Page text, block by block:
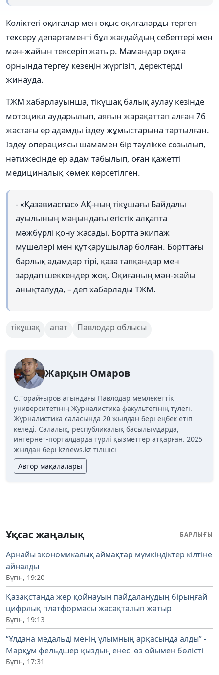
Көліктегі оқиғалар мен оқыс оқиғаларды тергеп-
тексеру департаменті бұл жағдайдың себептері мен
мән-жайын тексеріп жатыр. Мамандар оқиға
орнында тергеу кезеңін жүргізіп, деректерді
жинауда.
ТЖМ хабарлауынша, тікұшақ балық аулау кезінде
мотоцикл аударылып, аяғын жарақаттап алған 76
жастағы ер адамды іздеу жұмыстарына тартылған.
Іздеу операциясы шамамен бір тәулікке созылып,
нәтижесінде ер адам табылып, оған қажетті
медициналық көмек көрсетілген.
- «Қазавиаспас» АҚ-ның тікұшағы Байдалы
ауылының маңындағы егістік алқапта
мәжбүрлі қону жасады. Бортта экипаж
мүшелері мен құтқарушылар болған. Борттағы
барлық адамдар тірі, қаза тапқандар мен
зардап шеккендер жоқ. Оқиғаның мән-жайы
анықталуда, – деп хабарлады ТЖМ.
тікұшақ апат Павлодар облысы
Жарқын Омаров
C.Торайғыров атындағы Павлодар мемлекеттік
университетінің Журналистика факультетінің түлегі.
Журналистика саласында 20 жылдан бері еңбек етіп
келеді. Салалық, республикалық басылымдарда,
интернет-порталдарда түрлі қызметтер атқарған. 2025
жылдан бері kznews.kz тілшісі
Автор мақалалары
Ұқсас жаңалық БАРЛЫҒЫ
Арнайы экономикалық аймақтар мүмкіндіктер кілтіне
айналды
Бүгін, 19:20
Қазақстанда жер қойнауын пайдаланудың бірыңғай
цифрлық платформасы жасақталып жатыр
Бүгін, 19:13
“Ұлдана медальді менің ұлымның арқасында алды” -
Марқұм фельдшер қыздың енесі өз ойымен бөлісті
Бүгін, 17:31